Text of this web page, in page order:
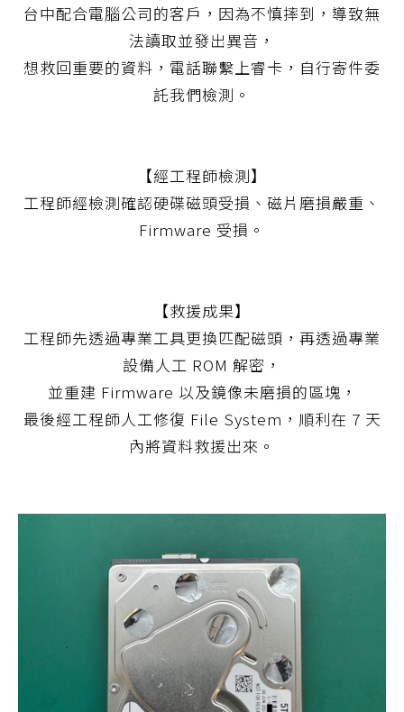
台中配合電腦公司的客戶，因為不慎摔到，導致無
法讀取並發出異音，
想救回重要的資料，電話聯繫上睿卡，自行寄件委
託我們檢測。
【經工程師檢測】
工程師經檢測確認硬碟磁頭受損、磁片磨損嚴重、
Firmware 受損。
【救援成果】
工程師先透過專業工具更換匹配磁頭，再透過專業
設備人工 ROM 解密，
並重建 Firmware 以及鏡像未磨損的區塊，
最後經工程師人工修復 File System，順利在 7 天
內將資料救援出來。